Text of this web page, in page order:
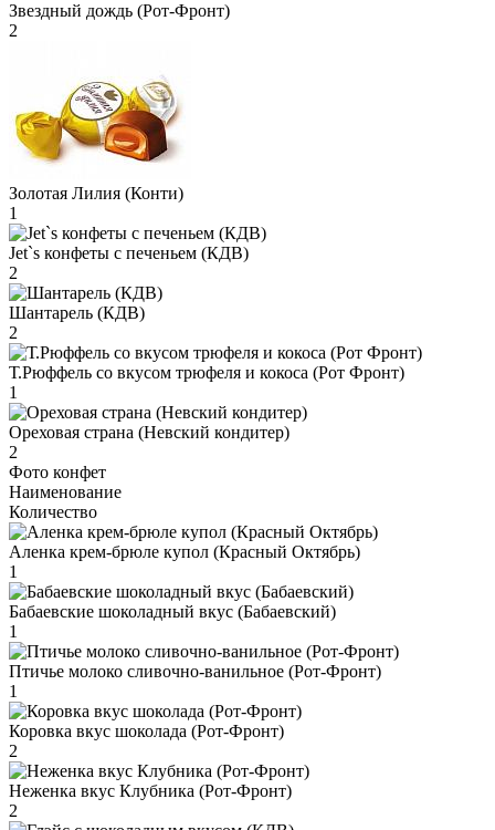
Звездный дождь (Рот-Фронт)
2
Золотая Лилия (Конти)
1
Jet`s конфеты с печеньем (КДВ)
2
Шантарель (КДВ)
2
Т.Рюффель со вкусом трюфеля и кокоса (Рот Фронт)
1
Ореховая страна (Невский кондитер)
2
Фото конфет
Наименование
Количество
Аленка крем-брюле купол (Красный Октябрь)
1
Бабаевские шоколадный вкус (Бабаевский)
1
Птичье молоко сливочно-ванильное (Рот-Фронт)
1
Коровка вкус шоколада (Рот-Фронт)
2
Неженка вкус Клубника (Рот-Фронт)
2